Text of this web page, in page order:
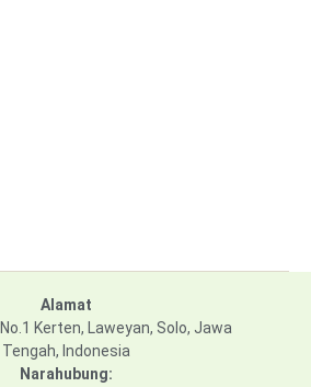
Alamat
Kerten, Laweyan, Solo, Jawa
Tengah, Indonesia
Narahubung: